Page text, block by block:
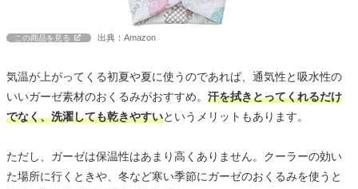
この商品を見る 出典：Amazon
気温が上がってくる初夏や夏に使うのであれば、通気性と吸水性の
いいガーゼ素材のおくるみがおすすめ。 汗を拭きとってくれるだけ
でなく、洗濯しても乾きやすいというメリットもあります。
ただし、ガーゼは保温性はあまり高くありません。クーラーの効い
た場所に行くときや、冬など寒い季節にガーゼのおくるみを使うと